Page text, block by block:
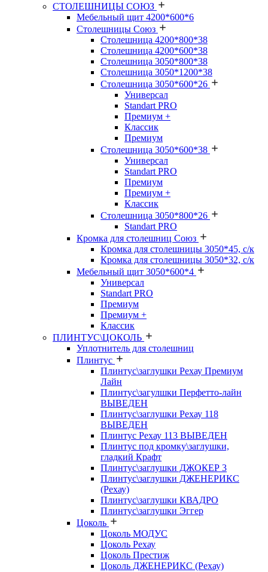
СТОЛЕШНИЦЫ СОЮЗ
Мебельный щит 4200*600*6
Столешницы Союз
Столешница 4200*800*38
Столешница 4200*600*38
Столешница 3050*800*38
Столешница 3050*1200*38
Столешница 3050*600*26
Универсал
Standart PRO
Премиум +
Классик
Премиум
Столешница 3050*600*38
Универсал
Standart PRO
Премиум
Премиум +
Классик
Столешница 3050*800*26
Standart PRO
Кромка для столешниц Союз
Кромка для столешницы 3050*45, с/к
Кромка для столешницы 3050*32, с/к
Мебельный щит 3050*600*4
Универсал
Standart PRO
Премиум
Премиум +
Классик
ПЛИНТУС\ЦОКОЛЬ
Уплотнитель для столешниц
Плинтус
Плинтус\заглушки Рехау Премиум
Лайн
Плинтус\загулшки Перфетто-лайн
ВЫВЕДЕН
Плинтус\заглушки Рехау 118
ВЫВЕДЕН
Плинтус Рехау 113 ВЫВЕДЕН
Плинтус под кромку\заглушки,
гладкий Крафт
Плинтус\заглушки ДЖОКЕР 3
Плинтус\заглушки ДЖЕНЕРИКС
(Рехау)
Плинтус\заглушки КВАДРО
Плинтус\заглушки Эггер
Цоколь
Цоколь МОДУС
Цоколь Рехау
Цоколь Престиж
Цоколь ДЖЕНЕРИКС (Рехау)